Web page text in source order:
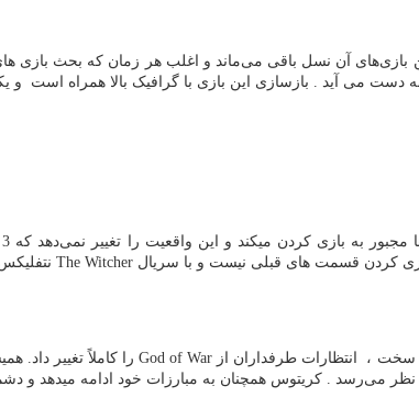
بازی‌های آن نسل باقی می‌ماند و اغلب هر زمان که بحث بازی
می آید . بازسازی این بازی با گرافیک بالا همراه است و
به بازی کردن میکند و این واقعیت را تغییر نمی‌دهد که
کردن قسمت های قبلی نیست و با سریال The Witcher
سخت ، انتظارات طرفداران از God of War را کاملاً تغییر داد.
می‌رسد . کریتوس همچنان به مبارزات خود ادامه میدهد و